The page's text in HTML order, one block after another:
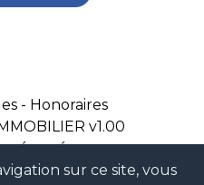
sur ce site, vous
- Honoraires
v1.00
réservés